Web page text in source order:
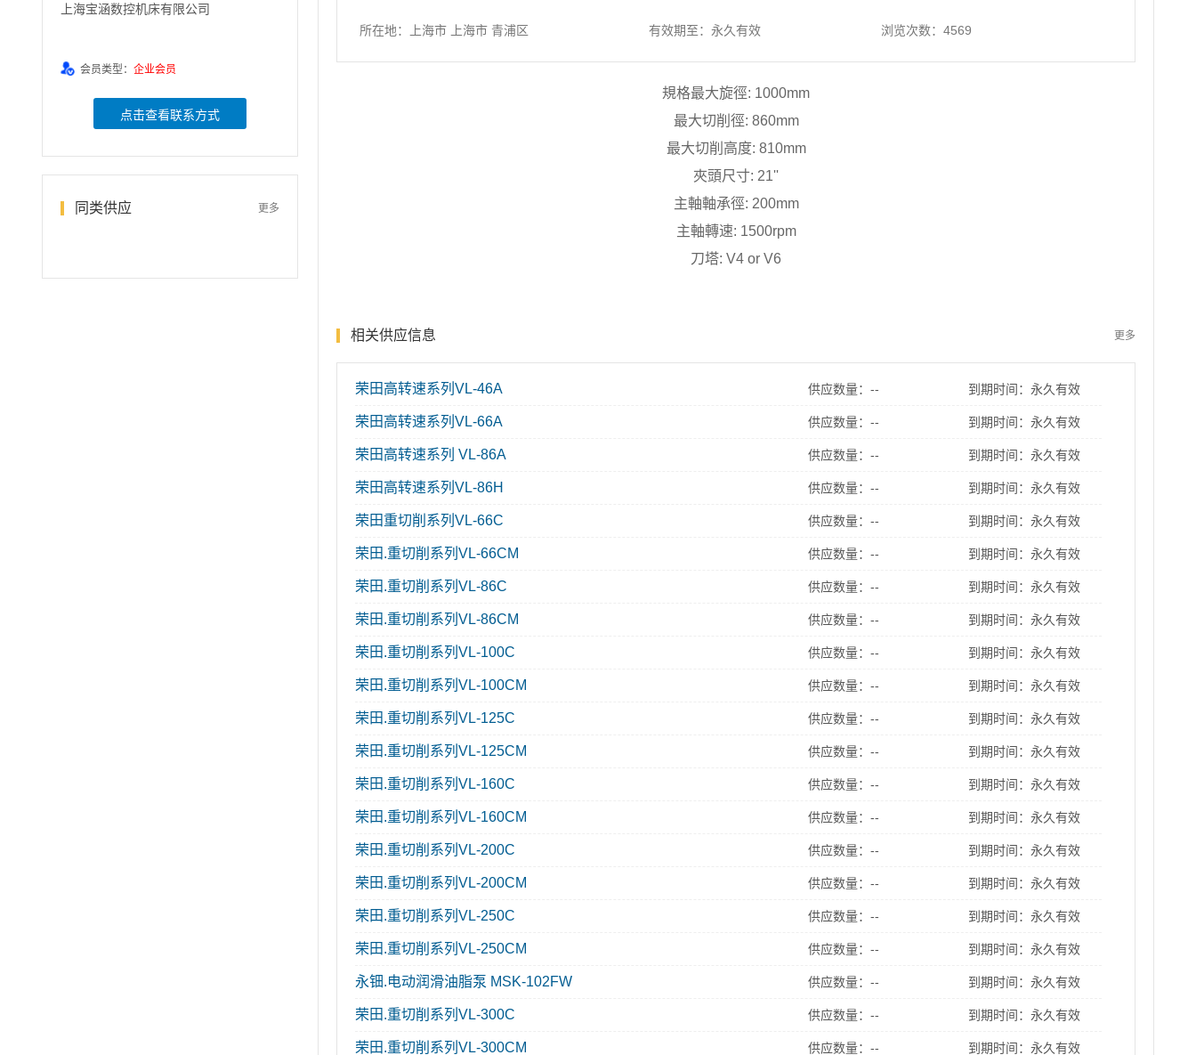
上海宝涵数控机床有限公司
会员类型： 企业会员
点击查看联系方式
同类供应 更多
所在地：上海市 上海市 青浦区 有效期至：永久有效 浏览次数：4569
規格最大旋徑: 1000mm
最大切削徑: 860mm
最大切削高度: 810mm
夾頭尺寸: 21''
主軸軸承徑: 200mm
主軸轉速: 1500rpm
刀塔: V4 or V6
相关供应信息 更多
荣田高转速系列VL-46A 到期时间：永久有效
供应数量：--
荣田高转速系列VL-66A 到期时间：永久有效
供应数量：--
荣田高转速系列 VL-86A 到期时间：永久有效
供应数量：--
荣田高转速系列VL-86H 到期时间：永久有效
供应数量：--
荣田重切削系列VL-66C 到期时间：永久有效
供应数量：--
荣田.重切削系列VL-66CM 到期时间：永久有效
供应数量：--
荣田.重切削系列VL-86C 到期时间：永久有效
供应数量：--
荣田.重切削系列VL-86CM 到期时间：永久有效
供应数量：--
荣田.重切削系列VL-100C 到期时间：永久有效
供应数量：--
荣田.重切削系列VL-100CM 到期时间：永久有效
供应数量：--
荣田.重切削系列VL-125C 到期时间：永久有效
供应数量：--
荣田.重切削系列VL-125CM 到期时间：永久有效
供应数量：--
荣田.重切削系列VL-160C 到期时间：永久有效
供应数量：--
荣田.重切削系列VL-160CM 到期时间：永久有效
供应数量：--
荣田.重切削系列VL-200C 到期时间：永久有效
供应数量：--
荣田.重切削系列VL-200CM 到期时间：永久有效
供应数量：--
荣田.重切削系列VL-250C 到期时间：永久有效
供应数量：--
荣田.重切削系列VL-250CM 到期时间：永久有效
供应数量：--
永钿.电动润滑油脂泵 MSK-102FW 到期时间：永久有效
供应数量：--
荣田.重切削系列VL-300C 到期时间：永久有效
供应数量：--
荣田.重切削系列VL-300CM 到期时间：永久有效
供应数量：--